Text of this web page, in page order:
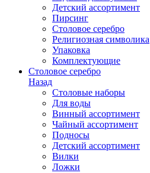
Детский ассортимент
Пирсинг
Столовое серебро
Религиозная символика
Упаковка
Комплектующие
Столовое серебро
Назад
Столовые наборы
Для воды
Винный ассортимент
Чайный ассортимент
Подносы
Детский ассортимент
Вилки
Ложки